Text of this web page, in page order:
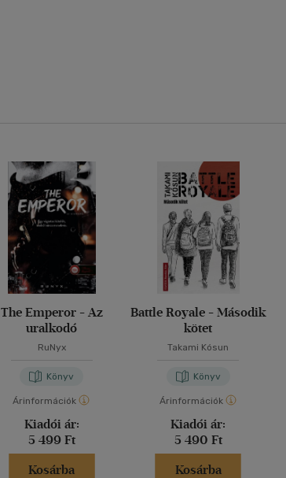
The Emperor - Az
uralkodó
RuNyx
Könyv
Árinformációk
Kiadói ár:
5 499 Ft
Kosárba
Battle Royale - Második
kötet
Takami Kósun
Könyv
Árinformációk
Kiadói ár:
5 490 Ft
Kosárba